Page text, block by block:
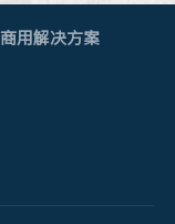
商用解决方案